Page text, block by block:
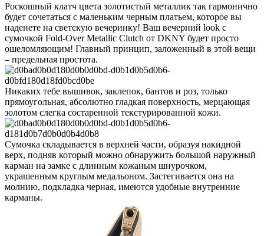
Роскошный клатч цвета золотистый металлик так гармонично
будет сочетаться с маленьким черным платьем, которое вы
наденете на светскую вечеринку! Ваш вечерний look с
сумочкой Fold-Over Metallic Clutch от DKNY будет просто
ошеломляющим! Главный принцип, заложенный в этой вещи
– предельная простота.
Никаких тебе вышивок, заклепок, бантов и роз, только
прямоугольная, абсолютно гладкая поверхность, мерцающая
золотом слегка состаренной текстурированной кожи.
Сумочка складывается в верхней части, образуя накидной
верх, подняв который можно обнаружить большой наружный
карман на замке с длинным кожаным шнурочком,
украшенным круглым медальоном. Застегивается она на
молнию, подкладка черная, имеются удобные внутренние
карманы.